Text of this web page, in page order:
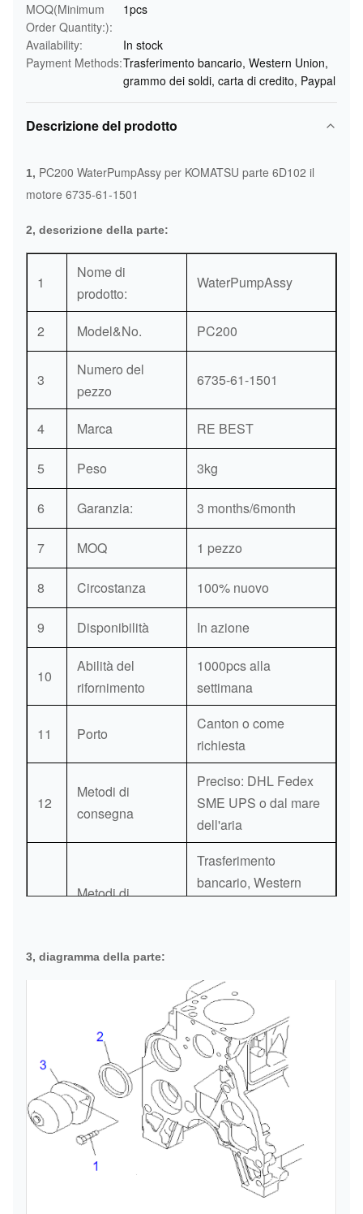
MOQ(Minimum
Order Quantity:):
1pcs
Availability:
In stock
Payment Methods:Trasferimento bancario, Western Union,
grammo dei soldi, carta di credito, Paypal
Descrizione del prodotto
1, PC200 WaterPumpAssy per KOMATSU parte 6D102 il
motore 6735-61-1501
2, descrizione della parte:
1
Nome di
prodotto:
WaterPumpAssy
2 Model&No. PC200
3
Numero del
pezzo
6735-61-1501
4 Marca RE BEST
5 Peso 3kg
6 Garanzia: 3 months/6month
7 MOQ 1 pezzo
8 Circostanza 100% nuovo
9 Disponibilità In azione
10
Abilità del
rifornimento
1000pcs alla
settimana
11 Porto
Canton o come
richiesta
12
Metodi di
consegna
Preciso: DHL Fedex
SME UPS o dal mare
dell'aria
Metodi di
Trasferimento
bancario, Western
3, diagramma della parte: